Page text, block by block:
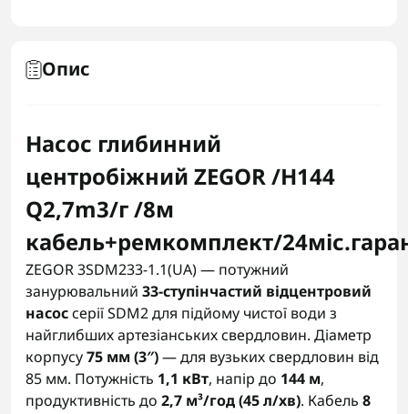
Опис
Насос глибинний
центробіжний ZEGOR /H144
Q2,7m3/г /8м
кабель+ремкомплект/
ZEGOR 3SDM233-1.1(UA) — потужний
занурювальний 33-ступінчастий відцентровий
насоссерії SDM2 для підйому чистої води з
найглибших артезіанських свердловин. Діаметр
корпусу75 мм (3″)— для вузьких свердловин від
85 мм. Потужність 1,1 кВт, напір до 144 м,
продуктивність до 2,7 м³/год (45 л/хв). Кабель 8